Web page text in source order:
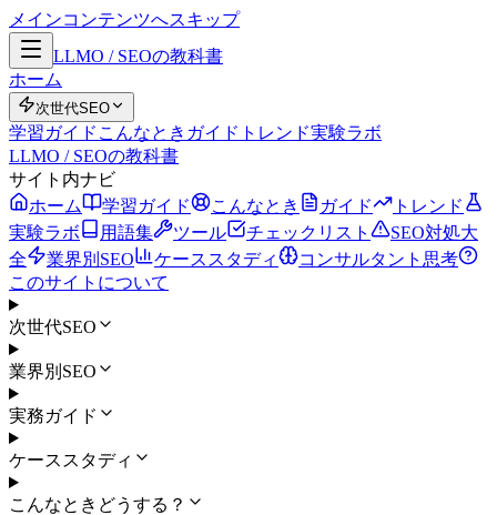
メインコンテンツへスキップ
LLMO / SEOの教科書
ホーム
次世代SEO
学習ガイド こんなとき ガイド トレンド実験ラボ
LLMO / SEOの教科書
サイト内ナビ
ホーム
学習ガイド こんなとき ガイド
トレンド
実験ラボ
用語集 ツール チェックリスト
SEO対処大
全
業界別SEO ケーススタディ
コンサルタント思考
このサイトについて
次世代SEO
業界別SEO
実務ガイド
ケーススタディ
こんなときどうする？